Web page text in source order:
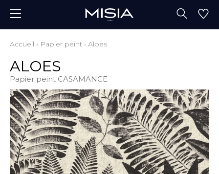
Accueil › Papier peint › Aloes
ALOES
Papier peint CASAMANCE